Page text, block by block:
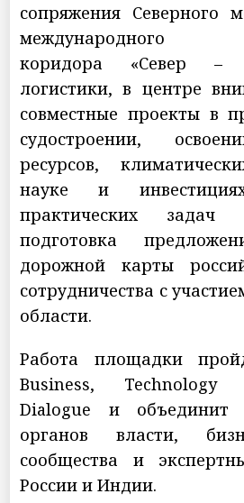
сопряжения Северного
международного
коридора «Север
логистики, в центре
совместные проекты в
судостроении,
ресурсов,
науке и
практических задач
подготовка
дорожной карты
сотрудничества с
области.
Работа площадки
Business, Technology
Dialogue и объединит
органов власти,
сообщества и
России и Индии.